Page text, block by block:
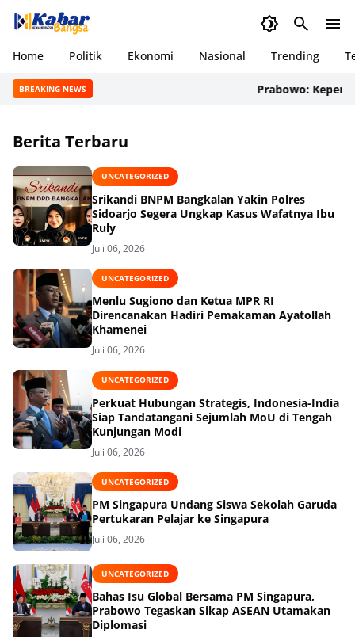
Home Politik Ekonomi Nasional Trending
BREAKING NEWS Prabowo:
Berita Terbaru
UNCATEGORIZED
Srikandi BNPM Bangkalan Yakin Polres
Sidoarjo Segera Ungkap Kasus Wafatnya Ibu
Ruly
Juli 06, 2026
UNCATEGORIZED
Menlu Sugiono dan Ketua MPR RI
Direncanakan Hadiri Pemakaman Ayatollah
Khamenei
Juli 06, 2026
UNCATEGORIZED
Perkuat Hubungan Strategis, Indonesia-India
Siap Tandatangani Sejumlah MoU di Tengah
Kunjungan Modi
Juli 06, 2026
UNCATEGORIZED
PM Singapura Undang Siswa Sekolah Garuda
Pertukaran Pelajar ke Singapura
Juli 06, 2026
UNCATEGORIZED
Bahas Isu Global Bersama PM Singapura,
Prabowo Tegaskan Sikap ASEAN Utamakan
Diplomasi